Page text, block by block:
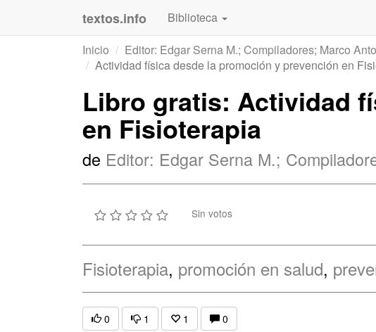
textos.info Biblioteca
Inicio
Editor: Edgar Serna M.; Compiladores; Marco
Actividad física desde la promoción y prevención en
Libro gratis: Actividad
en Fisioterapia
de Editor: Edgar Serna M.;
Sin votos
Fisioterapia, promoción en salud,
0 1 1 0